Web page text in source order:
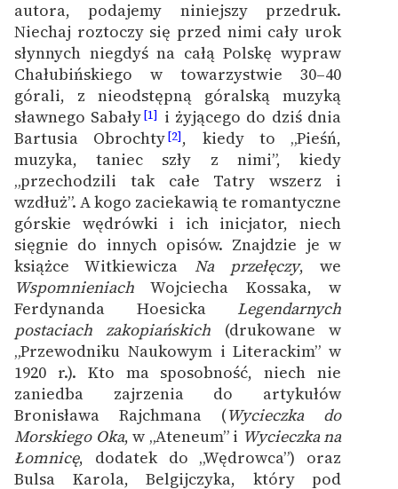
O nas
Kontakt
O projekcie
Zespół
Zasady wykorzystania
Wolnych Lektur
Logotypy
Materiały promocyjne
Polityka prywatności
Regulamin biblioteki
Dane fundacji i
sprawozdania finansowe
Regulamin darowizn
autora, podajemy niniejszy przedruk.
Niechaj roztoczy się przed nimi cały urok
słynnych niegdyś na całą Polskę wypraw
Chałubińskiego w towarzystwie 30–40
górali, z nieodstępną góralską muzyką
sławnego Sabały[1] i żyjącego do dziś dnia
Bartusia Obrochty[2], kiedy to „Pieśń,
muzyka, taniec szły z nimi”, kiedy
„przechodzili tak całe Tatry wszerz i
wzdłuż”. A kogo zaciekawią te romantyczne
górskie wędrówki i ich inicjator, niech
sięgnie do innych opisów. Znajdzie je w
książce Witkiewicza Na przełęczy, we
Wspomnieniach Wojciecha Kossaka, w
Ferdynanda Hoesicka Legendarnych
postaciach zakopiańskich (drukowane w
„Przewodniku Naukowym i Literackim” w
1920 r.). Kto ma sposobność, niech nie
zaniedba zajrzenia do artykułów
Bronisława Rajchmana (Wycieczka do
Morskiego Oka, w „Ateneum” i Wycieczka na
Łomnicę, dodatek do „Wędrowca”) oraz
Bulsa Karola, Belgijczyka, który pod